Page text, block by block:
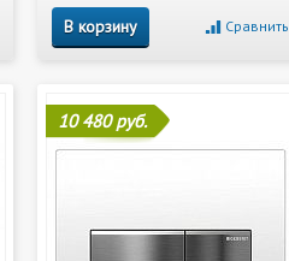
В корзину Сравнить
10 480 руб.